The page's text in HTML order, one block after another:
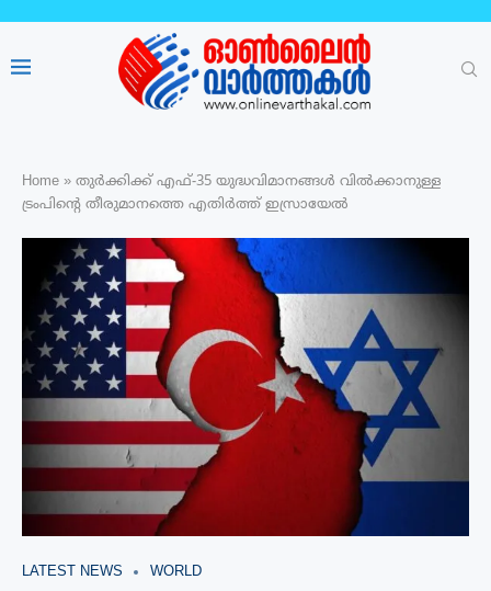
Home » തുർക്കിക്ക് എഫ്-35 യുദ്ധവിമാനങ്ങള്‍ വിൽക്കാനുള്ള
ട്രംപിന്റെ തീരുമാനത്തെ എതിർത്ത് ഇസ്രായേൽ
LATEST NEWS WORLD